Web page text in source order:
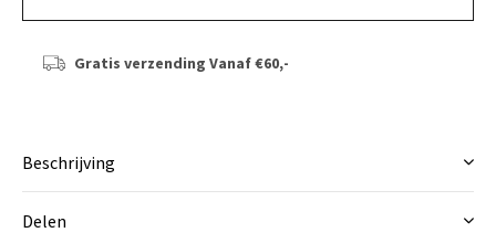
Gratis verzending Vanaf €60,-
Beschrijving
Delen